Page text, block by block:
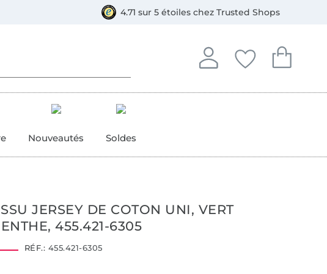
4.71 sur 5 étoiles chez Trusted Shops
Se connecter
Se connecter à votre
Mes favoris
Vous avez
Mon
Vous avez
Nouveautés Soldes
JERSEY DE COTON UNI, VERT
455.421-6305
RÉF.: 455.421-6305
Virement, Bancontact